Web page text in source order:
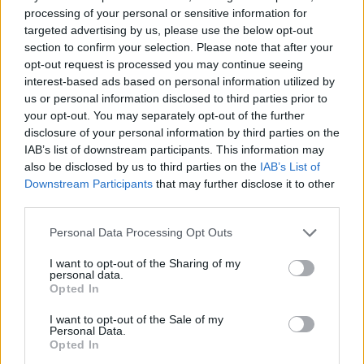
processing of your personal or sensitive information for
targeted advertising by us, please use the below opt-out
section to confirm your selection. Please note that after your
opt-out request is processed you may continue seeing
interest-based ads based on personal information utilized by
us or personal information disclosed to third parties prior to
your opt-out. You may separately opt-out of the further
disclosure of your personal information by third parties on the
IAB’s list of downstream participants. This information may
also be disclosed by us to third parties on the IAB’s List of
Downstream Participants that may further disclose it to other
Please note that this website/app uses one or more Google
not limited to your visit or usage behaviour. You may click to
grant or deny consent to Google and its third-party tags to
use your data for below specified purposes in below Google
consent section.
Personal Data Processing Opt Outs
I want to opt-out of the Sharing of my
personal data.
Opted In
I want to opt-out of the Sale of my
Personal Data.
Opted In
Köszönet a rekeszizom görcsökért!
GLORYHAMMER